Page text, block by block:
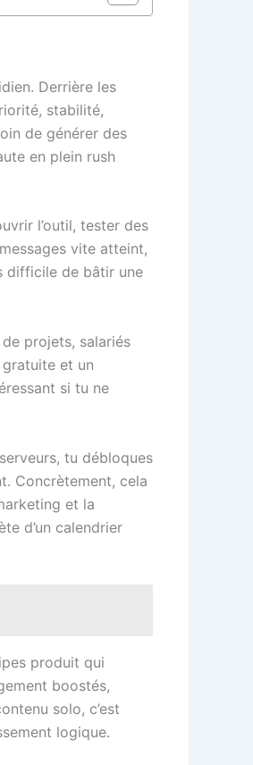
Derrière les
stabilité,
de générer des
en plein rush
l’outil, tester des
vite atteint,
difficile de bâtir une
projets, salariés
et un
si tu ne
tu débloques
Concrètement, cela
et la
d’un calendrier
produit qui
boostés,
solo, c’est
logique.